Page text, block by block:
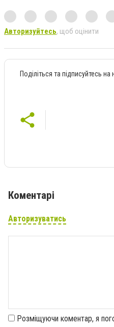
Авторизуйтесь, щоб оцінити
Поділіться та підписуйтесь
Коментарі
Авторизуватись
Розміщуючи коментар, я